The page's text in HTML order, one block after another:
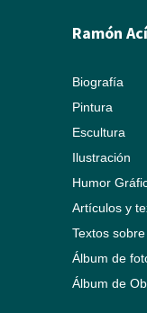
Ramón
Biografía
Pintura
Escultura
Ilustración
Humor
Artículos y
Textos
Álbum de
Álbum de